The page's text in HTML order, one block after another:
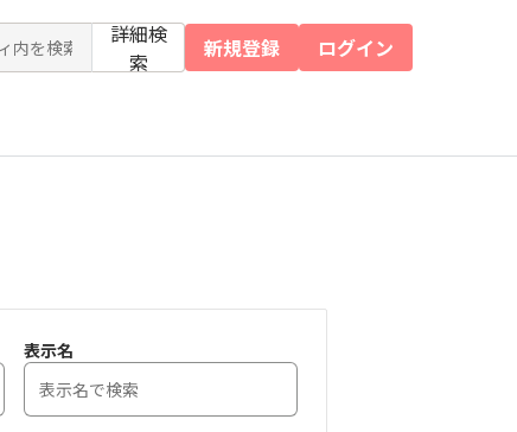
詳細検
索
新規登録 ログイン
表示名